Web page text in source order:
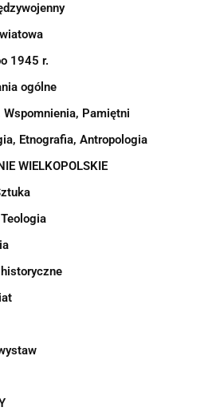
1945 r.
ogólne
Wspomnienia, Pamiętni
Etnografia, Antropologia
WIELKOPOLSKIE